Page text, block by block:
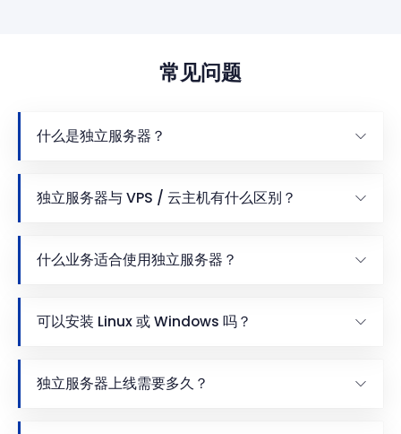
常见问题
什么是独立服务器？
独立服务器与 VPS / 云主机有什么区别？
什么业务适合使用独立服务器？
可以安装 Linux 或 Windows 吗？
独立服务器上线需要多久？